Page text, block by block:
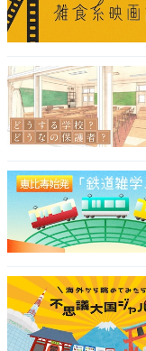
2. 高級感のある